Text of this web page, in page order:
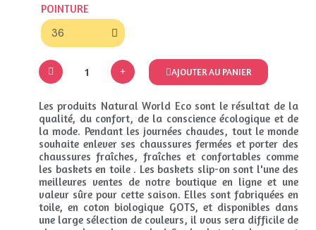
POINTURE
AJOUTER AU PANIER
Les produits Natural World Eco sont le résultat de la
qualité, du confort, de la conscience écologique et de
la mode. Pendant les journées chaudes, tout le monde
souhaite enlever ses chaussures fermées et porter des
chaussures fraîches, fraîches et confortables comme
les baskets en toile . Les baskets slip-on sont l'une des
meilleures ventes de notre boutique en ligne et une
valeur sûre pour cette saison. Elles sont fabriquées en
toile, en coton biologique GOTS, et disponibles dans
une large sélection de couleurs, il vous sera difficile de